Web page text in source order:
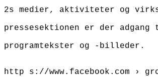
2s medier, aktiviteter og
pressesektionen er der
programtekster og -billeder.
http s://www.facebook.com ›